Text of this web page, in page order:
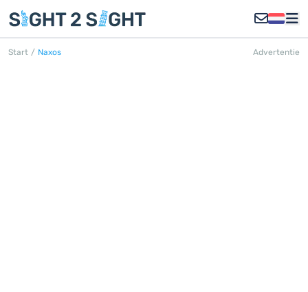
Start / Naxos Advertentie